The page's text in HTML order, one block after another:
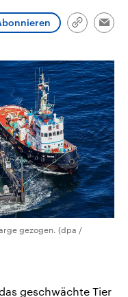
USA
Aktuelle Beiträge,
gehören die Vereinigten
den mächtigsten Ländern
mit großem Einfluss auf
aktuelle Weltgeschehen.
Link
gezogen. (dpa /
geschwächte Tier